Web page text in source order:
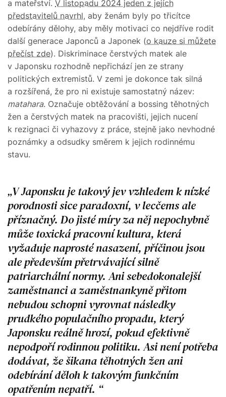
a mateřství. V listopadu 2024 jeden z jejích
představitelů navrhl, aby ženám byly po třicítce
odebírány dělohy, aby měly motivaci co nejdříve rodit
další generace Japonců a Japonek (o kauze si můžete
přečíst zde). Diskriminace čerstvých matek ale
v Japonsku rozhodně nepřichází jen ze strany
politických extremistů. V zemi je dokonce tak silná
a rozšířená, že pro ni existuje samostatný název:
matahara. Označuje obtěžování a bossing těhotných
žen a čerstvých matek na pracovišti, jejich nucení
k rezignaci či vyhazovy z práce, stejně jako nevhodné
poznámky a odsudky směrem k jejich rodinnému
stavu.
V Japonsku je takový jev vzhledem k nízké
porodnosti sice paradoxní, v lecčems ale
příznačný. Do jisté míry za něj nepochybně
může toxická pracovní kultura, která
vyžaduje naprosté nasazení, příčinou jsou
ale především přetrvávající silně
patriarchální normy. Ani sebedokonalejší
zaměstnanci a zaměstnankyně přitom
nebudou schopni vyrovnat následky
prudkého populačního propadu, který
Japonsku reálně hrozí, pokud efektivně
nepodpoří rodinnou politiku. Asi není potřeba
dodávat, že šikana těhotných žen ani
odebírání děloh k takovým funkčním
opatřením nepatří.